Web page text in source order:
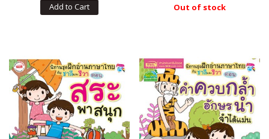
Add to Cart Out of stock